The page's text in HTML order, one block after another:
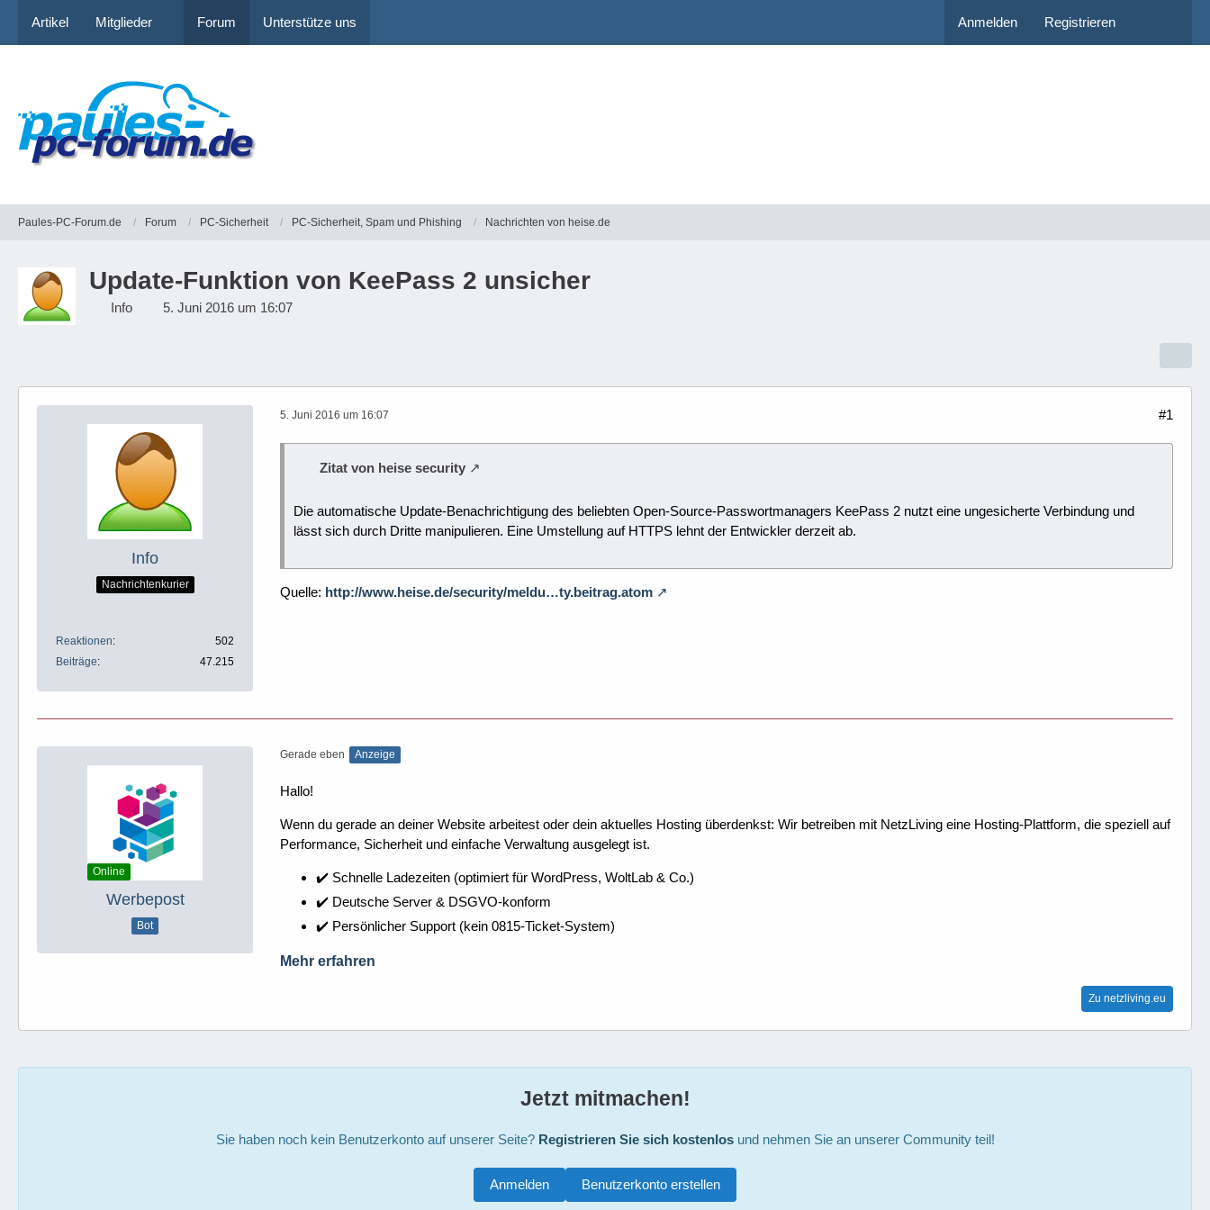
Artikel Mitglieder Forum Unterstütze uns Anmelden Registrieren
Paules-PC-Forum.de Forum PC-Sicherheit PC-Sicherheit, Spam und Phishing Nachrichten von heise.de
Update-Funktion von KeePass 2 unsicher
Info 5. Juni 2016 um 16:07
Info
Nachrichtenkurier
Reaktionen
502
Beiträge
47.215
5. Juni 2016 um 16:07 #1
Zitat von heise security
Die automatische Update-Benachrichtigung des beliebten Open-Source-Passwortmanagers KeePass 2 nutzt eine ungesicherte Verbindung und
lässt sich durch Dritte manipulieren. Eine Umstellung auf HTTPS lehnt der Entwickler derzeit ab.
Quelle: http://www.heise.de/security/meldu…ty.beitrag.atom
Online
Werbepost
Bot
Gerade eben Anzeige
Hallo!
Wenn du gerade an deiner Website arbeitest oder dein aktuelles Hosting überdenkst: Wir betreiben mit NetzLiving eine Hosting-Plattform, die speziell auf
Performance, Sicherheit und einfache Verwaltung ausgelegt ist.
✔️ Schnelle Ladezeiten (optimiert für WordPress, WoltLab & Co.)
✔️ Deutsche Server & DSGVO-konform
✔️ Persönlicher Support (kein 0815-Ticket-System)
Mehr erfahren
Zu netzliving.eu
Jetzt mitmachen!
Sie haben noch kein Benutzerkonto auf unserer Seite? Registrieren Sie sich kostenlosund nehmen Sie an unserer Community teil!
Benutzerkonto erstellen
Anmelden